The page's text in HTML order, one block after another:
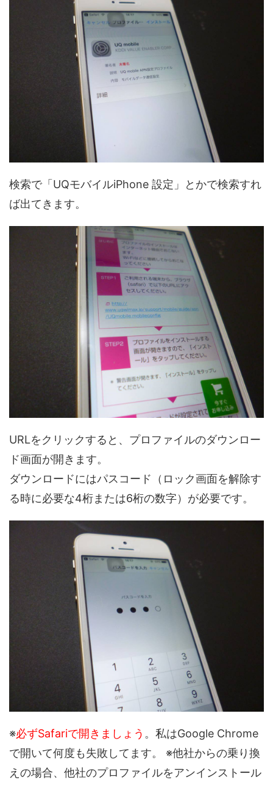
検索で「UQモバイルiPhone 設定」とかで検索すれ
ば出てきます。
URLをクリックすると、プロファイルのダウンロー
ド画面が開きます。
ダウンロードにはパスコード（ロック画面を解除す
る時に必要な4桁または6桁の数字）が必要です。
※必ずSafariで開きましょう 。私はGoogle Chrome
で開いて何度も失敗してます。 ※他社からの乗り換
えの場合、他社のプロファイルをアンインストール